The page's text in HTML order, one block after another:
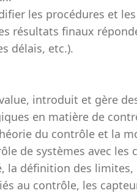
les procédures et
résultats finaux
délais, etc.).
introduit et gère
en matière de
du contrôle et la
de systèmes avec les
la définition des
au contrôle, les